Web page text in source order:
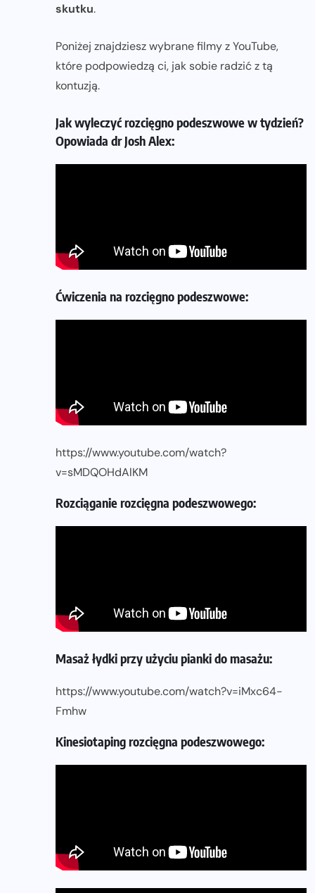
skutku.
Poniżej znajdziesz wybrane filmy z YouTube,
które podpowiedzą ci, jak sobie radzić z tą
kontuzją.
Jak wyleczyć rozcięgno podeszwowe w tydzień?
Opowiada dr Josh Alex:
Ćwiczenia na rozcięgno podeszwowe:
https://www.youtube.com/watch?
v=sMDQOHdAlKM
Rozciąganie rozcięgna podeszwowego:
Masaż łydki przy użyciu pianki do masażu:
https://www.youtube.com/watch?v=iMxc64-
Fmhw
Kinesiotaping rozcięgna podeszwowego: